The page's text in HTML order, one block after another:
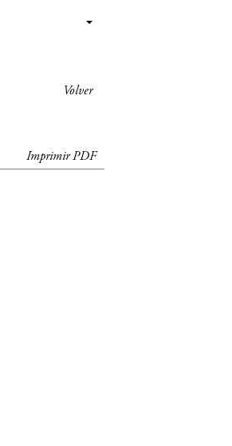
Volver
Imprimir PDF